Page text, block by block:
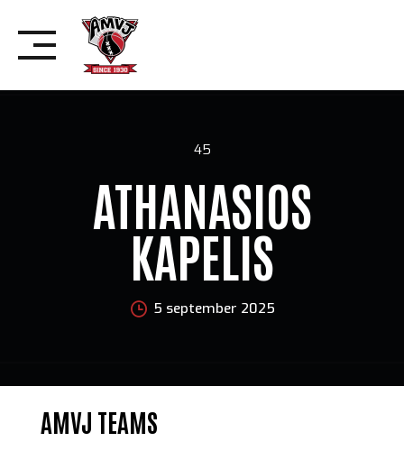
45
ATHANASIOS
KAPELIS
5 september 2025
AMVJ TEAMS